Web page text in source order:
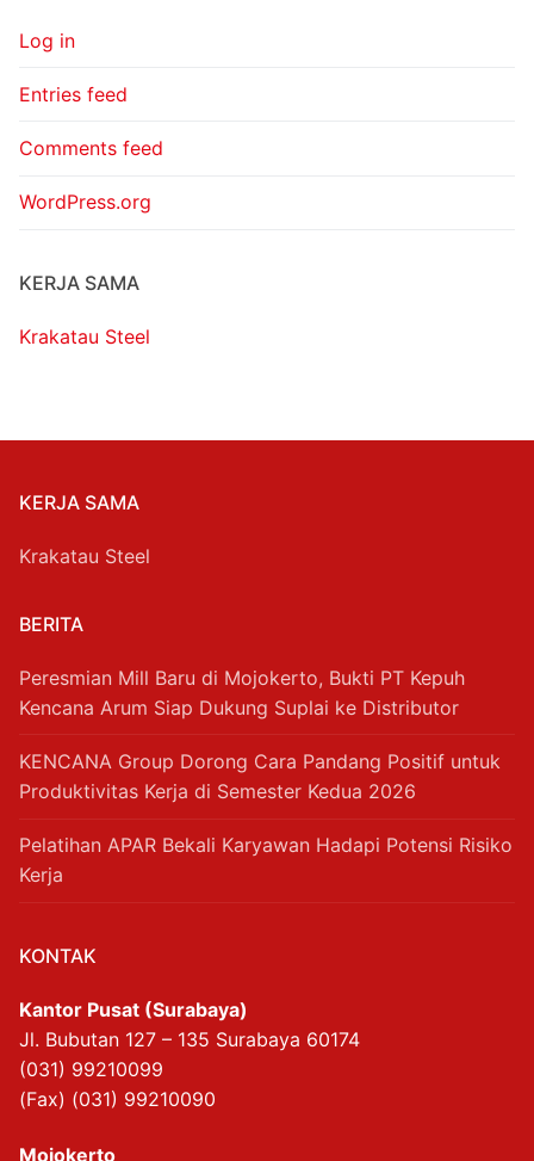
Log in
Entries feed
Comments feed
WordPress.org
KERJA SAMA
Krakatau Steel
KERJA SAMA
Krakatau Steel
BERITA
Peresmian Mill Baru di Mojokerto, Bukti PT Kepuh
Kencana Arum Siap Dukung Suplai ke Distributor
KENCANA Group Dorong Cara Pandang Positif untuk
Produktivitas Kerja di Semester Kedua 2026
Pelatihan APAR Bekali Karyawan Hadapi Potensi Risiko
Kerja
KONTAK
Kantor Pusat (Surabaya)
Jl. Bubutan 127 – 135 Surabaya 60174
(031) 99210099
(Fax) (031) 99210090
Mojokerto